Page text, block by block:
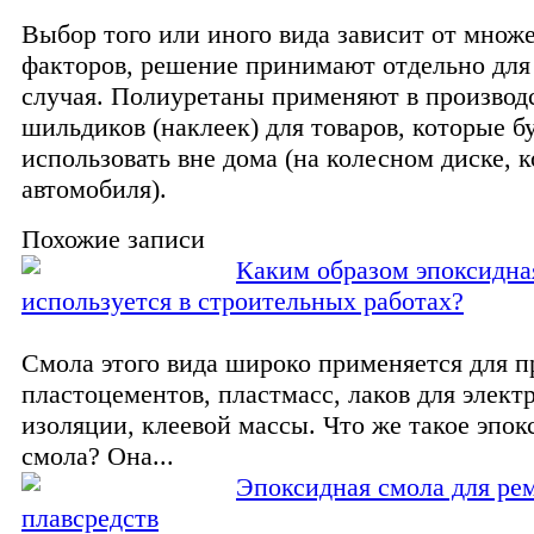
Выбор того или иного вида зависит от
факторов, решение принимают отдельно
случая. Полиуретаны применяют в
шильдиков (наклеек) для товаров, которые
использовать вне дома (на колесном диске,
автомобиля).
Похожие записи
Каким образом
используется в строительных работах?
Смола этого вида широко применяется для
пластоцементов, пластмасс, лаков для
изоляции, клеевой массы. Что же такое
смола? Она...
Эпоксидная смола для
плавсредств